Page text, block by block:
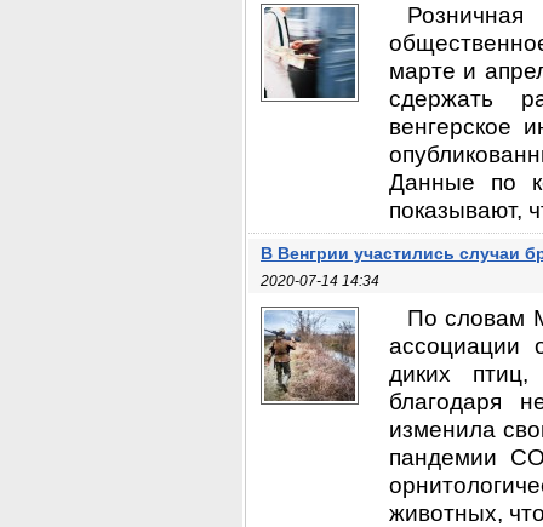
марте и
сдержать
венгерское
Данные по
показывают,
В Венгрии участились случаи
2020-07-14 14:34
По словам
ассоциации
диких
благодаря
изменила
пандемии
животных,